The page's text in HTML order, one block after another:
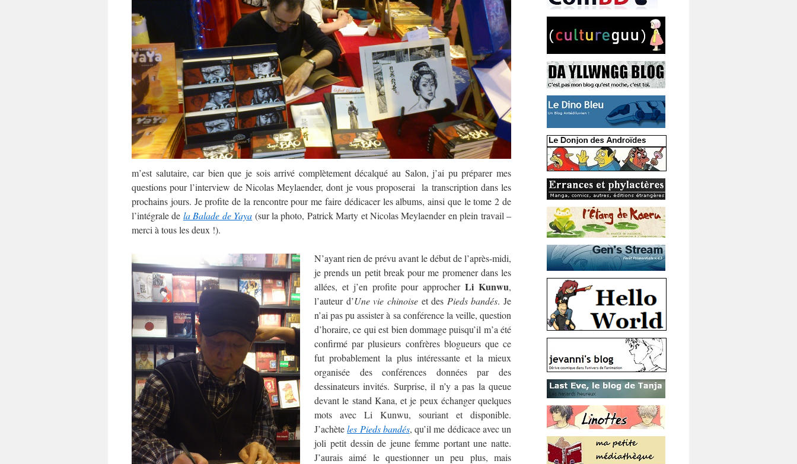
m’est salutaire, car bien que je sois arrivé complètement décalqué au Salon, j’ai pu préparer mes
questions pour l’interview de Nicolas Meylaender, dont je vous proposerai la transcription dans les
prochains jours. Je profite de la rencontre pour me faire dédicacer les albums, ainsi que le tome 2 de
l’intégrale de la Balade de Yaya (sur la photo, Patrick Marty et Nicolas Meylaender en plein travail –
merci à tous les deux !).
N’ayant rien de prévu avant le début de l’après-midi,
je prends un petit break pour me promener dans les
allées, et j’en profite pour approcherLi Kunwu,
l’auteur d’Une vie chinoiseet des Pieds bandés. Je
n’ai pas pu assister à sa conférence la veille, question
d’horaire, ce qui est bien dommage puisqu’il m’a été
confirmé par plusieurs confrères blogueurs que ce
fut probablement la plus intéressante et la mieux
organisée des conférences données par des
dessinateurs invités. Surprise, il n’y a pas la queue
devant le stand Kana, et je peux échanger quelques
mots avec Li Kunwu, souriant et disponible.
J’achèteles Pieds bandés, qu’il me dédicace avec un
joli petit dessin de jeune femme portant une natte.
J’aurais aimé le questionner un peu plus, mais